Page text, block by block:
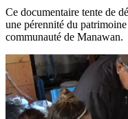
Ce documentaire tente de
une pérennité du
communauté de Manawan.